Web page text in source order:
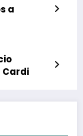
a
Cardi